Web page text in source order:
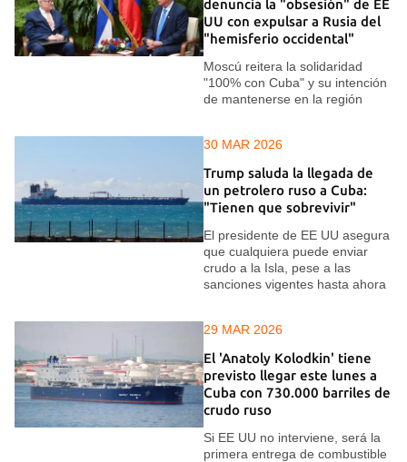
denuncia la "obsesión" de EE
UU con expulsar a Rusia del
"hemisferio occidental"
Moscú reitera la solidaridad
"100% con Cuba" y su intención
de mantenerse en la región
30 MAR 2026
Trump saluda la llegada de
un petrolero ruso a Cuba:
"Tienen que sobrevivir"
El presidente de EE UU asegura
que cualquiera puede enviar
crudo a la Isla, pese a las
sanciones vigentes hasta ahora
29 MAR 2026
El 'Anatoly Kolodkin' tiene
previsto llegar este lunes a
Cuba con 730.000 barriles de
crudo ruso
Si EE UU no interviene, será la
primera entrega de combustible